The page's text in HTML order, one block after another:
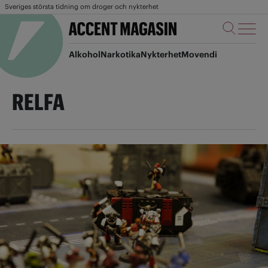
Sveriges största tidning om droger och nykterhet
AlkoholNarkotikaNykterhetMovendi
RELFA